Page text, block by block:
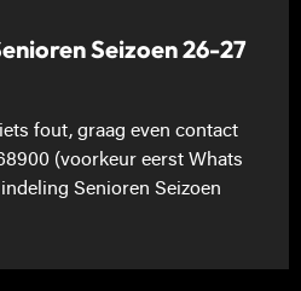
Seizoen 26-27
fout, graag even contact
(voorkeur eerst Whats
Senioren Seizoen